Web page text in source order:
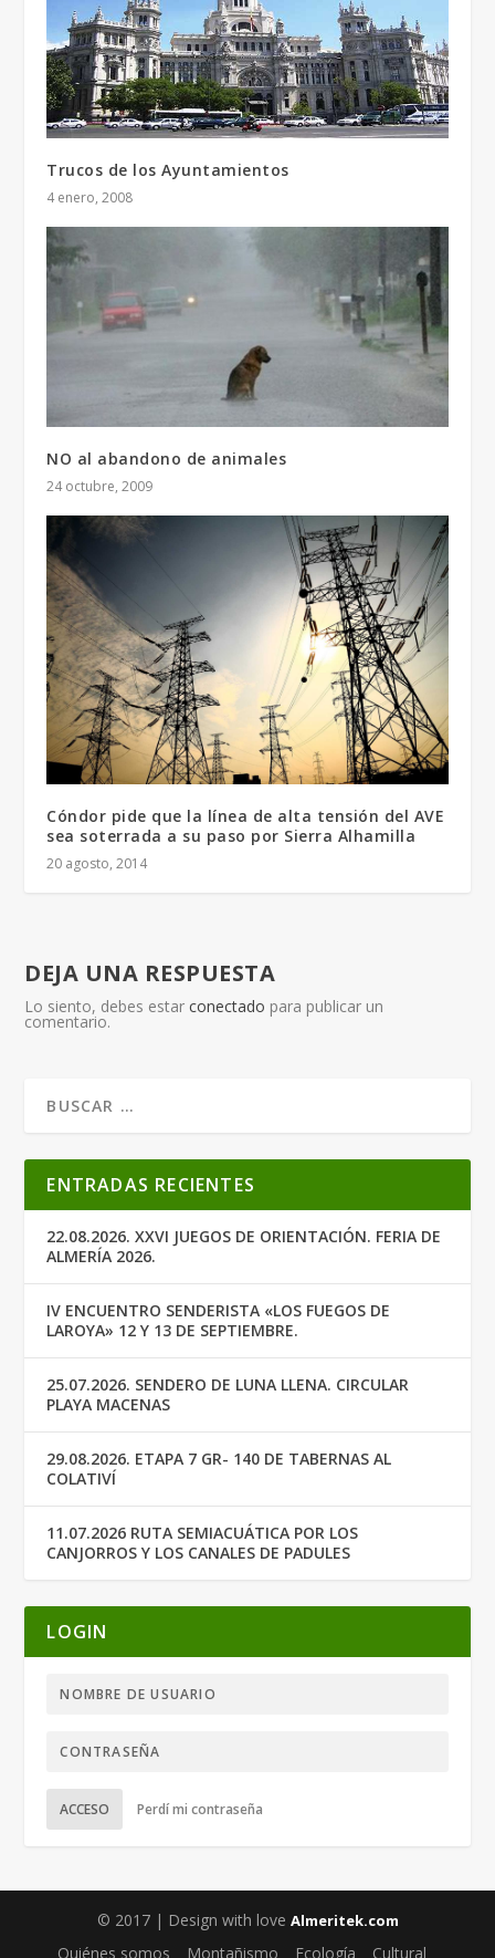
Trucos de los Ayuntamientos
4 enero, 2008
NO al abandono de animales
24 octubre, 2009
Cóndor pide que la línea de alta tensión del AVE
sea soterrada a su paso por Sierra Alhamilla
20 agosto, 2014
DEJA UNA RESPUESTA
Lo siento, debes estarconectado para publicar un
comentario.
ENTRADAS RECIENTES
22.08.2026. XXVI JUEGOS DE ORIENTACIÓN. FERIA DE
ALMERÍA 2026.
IV ENCUENTRO SENDERISTA «LOS FUEGOS DE
LAROYA» 12 Y 13 DE SEPTIEMBRE.
25.07.2026. SENDERO DE LUNA LLENA. CIRCULAR
PLAYA MACENAS
29.08.2026. ETAPA 7 GR- 140 DE TABERNAS AL
COLATIVÍ
11.07.2026 RUTA SEMIACUÁTICA POR LOS
CANJORROS Y LOS CANALES DE PADULES
LOGIN
ACCESO Perdí mi contraseña
© 2017 | Design with love Almeritek.com
Quiénes somos Montañismo Ecología Cultural